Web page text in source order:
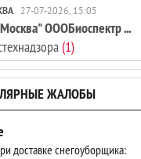
27-07-2026, 15:05
ОООБиоспектр ...
(1)
ЖАЛОБЫ
доставке снегоуборщика: